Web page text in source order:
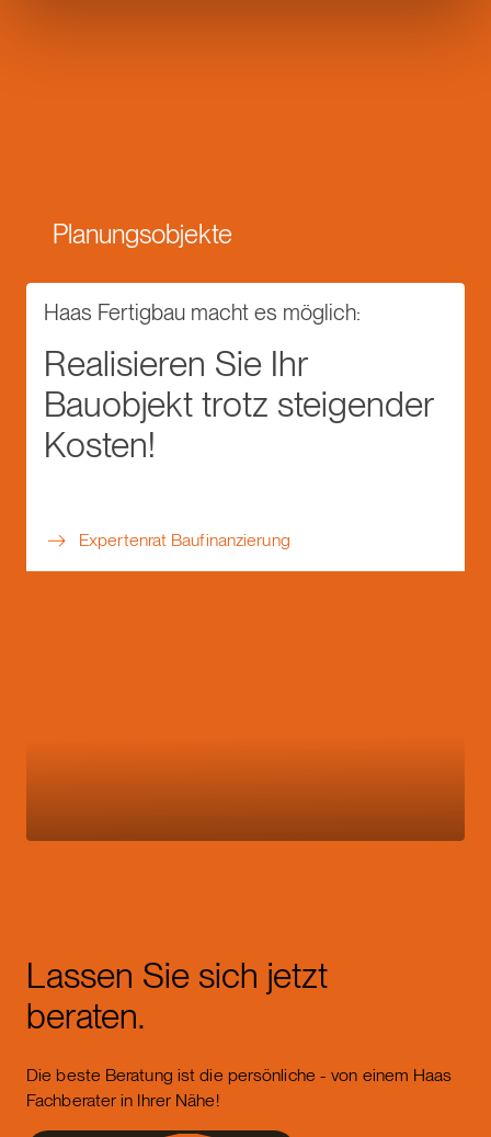
Planungsobjekte
Haas Fertigbau macht es möglich:
Realisieren Sie Ihr
Bauobjekt trotz steigender
Kosten!
Expertenrat Baufinanzierung
Lassen Sie sich jetzt
beraten.
Die beste Beratung ist die persönliche - von einem Haas
Fachberater in Ihrer Nähe!